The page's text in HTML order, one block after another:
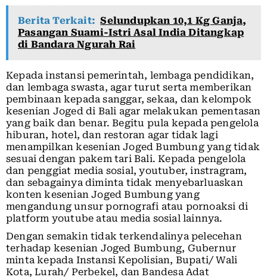
Berita Terkait: Selundupkan 10,1 Kg Ganja,
Pasangan Suami-Istri Asal India Ditangkap
di Bandara Ngurah Rai
Kepada instansi pemerintah, lembaga pendidikan,
dan lembaga swasta, agar turut serta memberikan
pembinaan kepada sanggar, sekaa, dan kelompok
kesenian Joged di Bali agar melakukan pementasan
yang baik dan benar. Begitu pula kepada pengelola
hiburan, hotel, dan restoran agar tidak lagi
menampilkan kesenian Joged Bumbung yang tidak
sesuai dengan pakem tari Bali. Kepada pengelola
dan penggiat media sosial, youtuber, instragram,
dan sebagainya diminta tidak menyebarluaskan
konten kesenian Joged Bumbung yang
mengandung unsur pornografi atau pornoaksi di
platform youtube atau media sosial lainnya.
Dengan semakin tidak terkendalinya pelecehan
terhadap kesenian Joged Bumbung, Gubernur
minta kepada Instansi Kepolisian, Bupati/ Wali
Kota, Lurah/ Perbekel, dan Bandesa Adat